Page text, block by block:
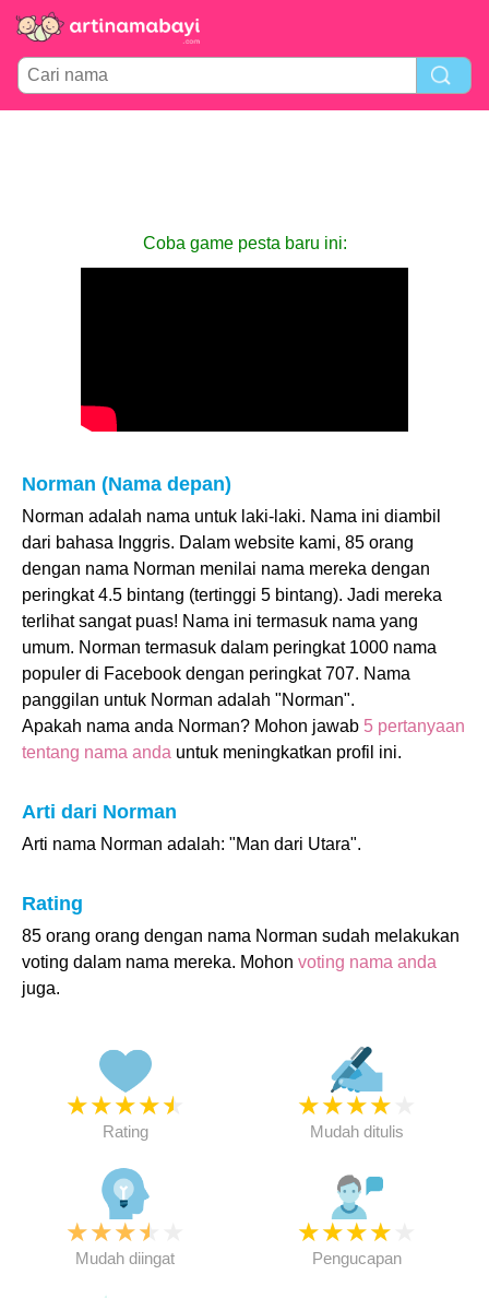
Coba game pesta baru ini:
Norman (Nama depan)
Norman adalah nama untuk laki-laki. Nama ini diambil
dari bahasa Inggris. Dalam website kami, 85 orang
dengan nama Norman menilai nama mereka dengan
peringkat 4.5 bintang (tertinggi 5 bintang). Jadi mereka
terlihat sangat puas! Nama ini termasuk nama yang
umum. Norman termasuk dalam peringkat 1000 nama
populer di Facebook dengan peringkat 707. Nama
panggilan untuk Norman adalah "Norman".
Apakah nama anda Norman? Mohon jawab 5 pertanyaan
tentang nama anda untuk meningkatkan profil ini.
Arti dari Norman
Arti nama Norman adalah: "Man dari Utara".
Rating
85 orang orang dengan nama Norman sudah melakukan
voting dalam nama mereka. Mohon voting nama anda
juga.
★★★★★
Rating
★★★★
Mudah ditulis
★★★★
Mudah diingat
★★★★
Pengucapan